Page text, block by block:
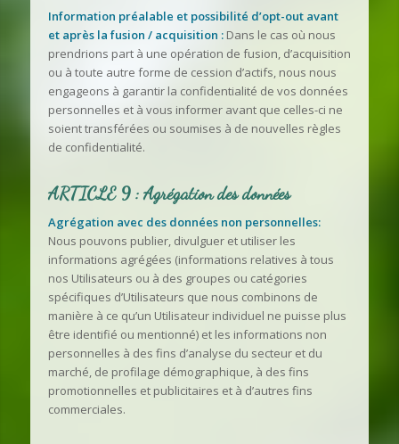
Information préalable et possibilité d’opt-out avant
et après la fusion / acquisition : Dans le cas où nous
prendrions part à une opération de fusion, d’acquisition
ou à toute autre forme de cession d’actifs, nous nous
engageons à garantir la confidentialité de vos données
personnelles et à vous informer avant que celles-ci ne
soient transférées ou soumises à de nouvelles règles
de confidentialité.
ARTICLE 9 : Agrégation des données
Agrégation avec des données non personnelles:
Nous pouvons publier, divulguer et utiliser les
informations agrégées (informations relatives à tous
nos Utilisateurs ou à des groupes ou catégories
spécifiques d’Utilisateurs que nous combinons de
manière à ce qu’un Utilisateur individuel ne puisse plus
être identifié ou mentionné) et les informations non
personnelles à des fins d’analyse du secteur et du
marché, de profilage démographique, à des fins
promotionnelles et publicitaires et à d’autres fins
commerciales.